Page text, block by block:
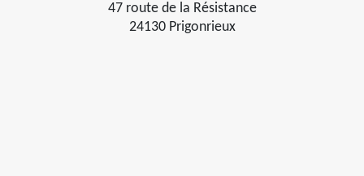
47 route de la Résistance
24130 Prigonrieux